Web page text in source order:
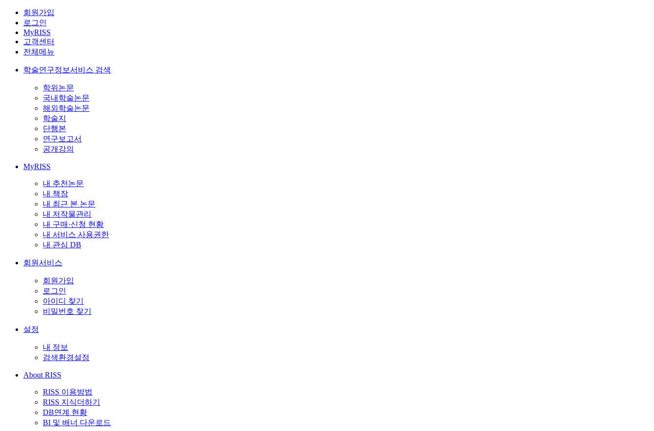
회원가입
로그인
MyRISS
고객센터
전체메뉴
학술연구정보서비스 검색
학위논문
국내학술논문
해외학술논문
학술지
단행본
연구보고서
공개강의
MyRISS
내 추천논문
내 책장
내 최근 본 논문
내 저작물관리
내 구매·신청 현황
내 서비스 사용권한
내 관심 DB
회원서비스
회원가입
로그인
아이디 찾기
비밀번호 찾기
설정
내 정보
검색환경설정
About RISS
RISS 이용방법
RISS 지식더하기
DB연계 현황
BI 및 배너 다운로드